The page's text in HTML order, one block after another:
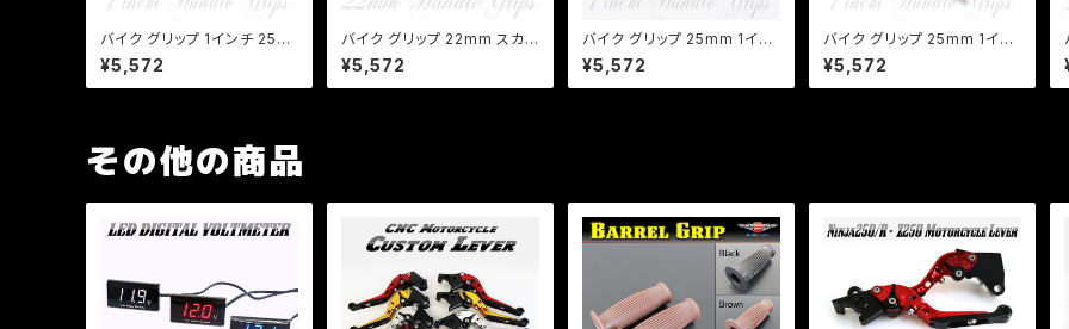
バイク グリップ 1インチ 25m
m スカルエンド グリップ アメ
リカン アルミ製 人気 ハーレ
ー ハンドル ドクロ ドラッグス
¥5,572
バイク グリップ 22mm スカル
エンド グリップ アメリカン/ア
ルミ製/ビラーゴ/マグナ/ジャ
ズ/スティード/カスタム/a162
¥5,572
バイク グリップ 25mm 1イン
チアメリカン グリップ カスタ
ム アルミ製 ハンドル ゴムラバ
ー ドラッグスター バルカン イ
¥5,572
バイク グリップ 25mm 1イン
チアメリカン グリップ カスタ
ム アルミ製 ハンドル ゴムラバ
ー ドラッグスター バルカン イ
¥5,572
その他の商品